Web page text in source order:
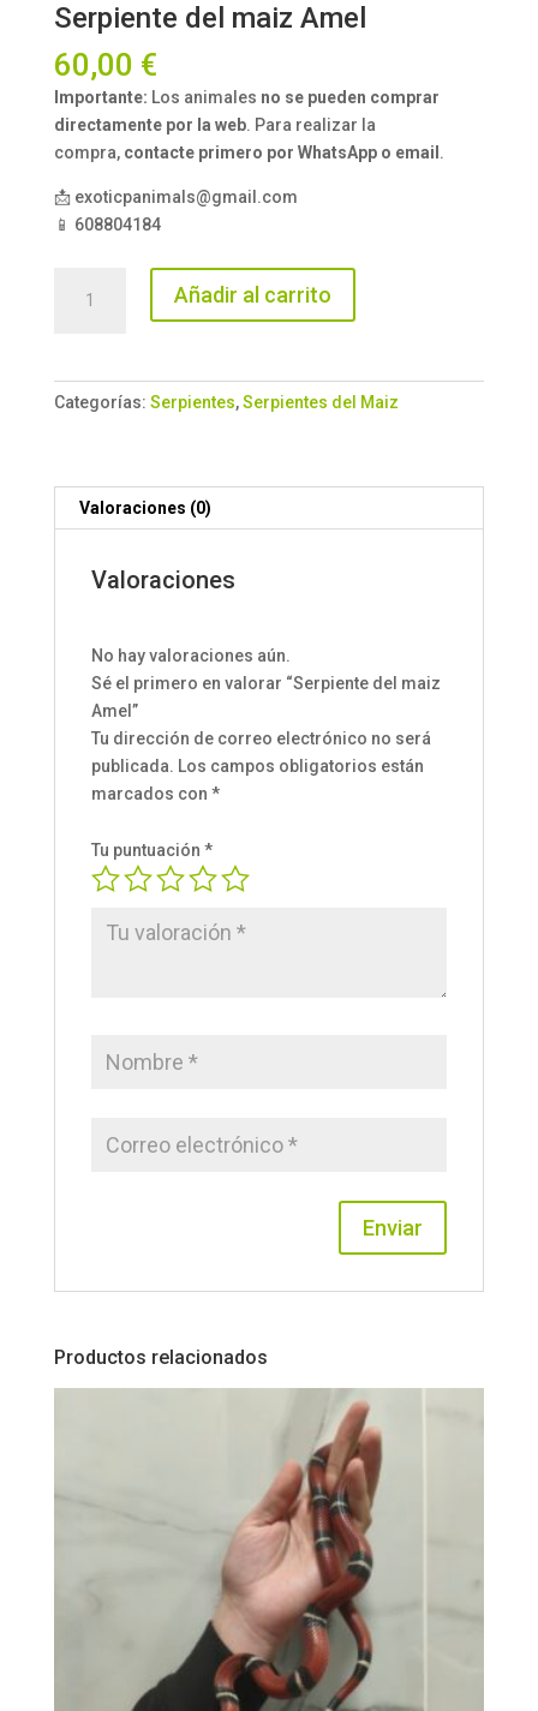
Serpiente del maiz Amel
60,00 €
Importante: Los animales no se pueden comprar
directamente por la web. Para realizar la
compra, contacte primero por WhatsApp o email .
📩 exoticpanimals@gmail.com
📱 608804184
cantidad
Añadir al carrito
Categorías: Serpientes,Serpientes del Maiz
Valoraciones (0)
Valoraciones
No hay valoraciones aún.
Sé el primero en valorar “Serpiente del maiz
Amel”
Tu dirección de correo electrónico no será
publicada. Los campos obligatorios están
marcados con *
Tu puntuación *
Productos relacionados